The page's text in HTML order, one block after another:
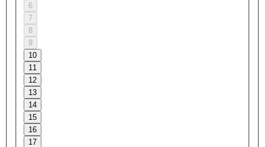
6
7
8
9
10
11
12
13
14
15
16
17